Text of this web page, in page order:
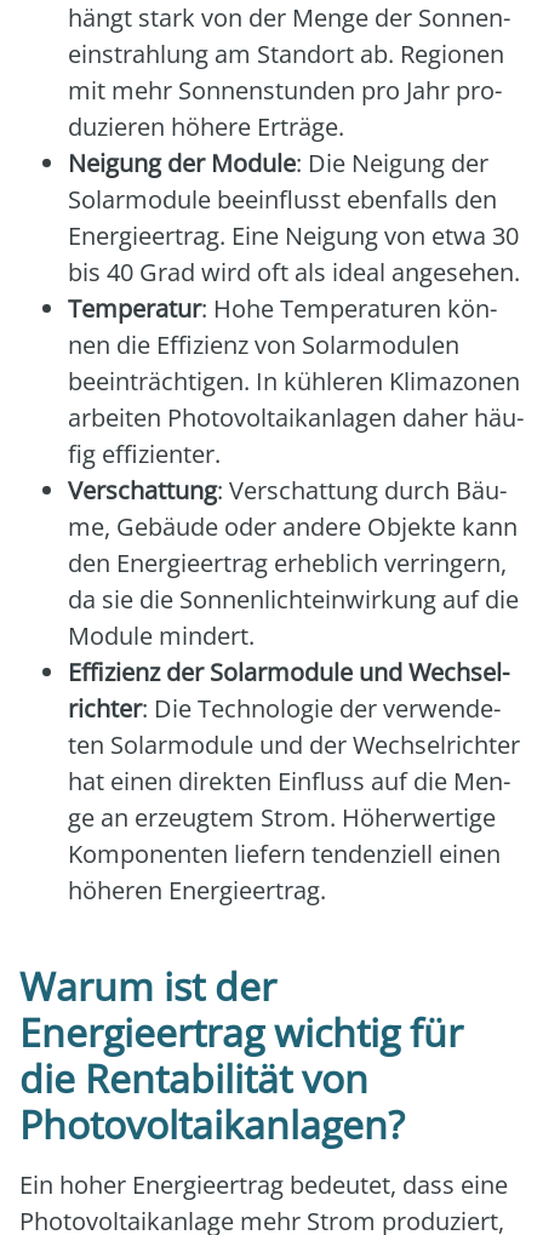
hängt stark von der Men­ge der Son­nen­
ein­strah­lung am Stand­ort ab. Regio­nen
mit mehr Son­nen­stun­den pro Jahr pro­
du­zie­ren höhe­re Erträ­ge.
Nei­gung der Modu­le: Die Nei­gung der
Solar­mo­du­le beein­flusst eben­falls den
Ener­gie­er­trag. Eine Nei­gung von etwa 30
bis 40 Grad wird oft als ide­al ange­se­hen.
Tem­pe­ra­tur: Hohe Tem­pe­ra­tu­ren kön­
nen die Effi­zi­enz von Solar­mo­du­len
beein­träch­ti­gen. In küh­le­ren Kli­ma­zo­nen
arbei­ten Pho­to­vol­ta­ik­an­la­gen daher häu­
fig effi­zi­en­ter.
Ver­schat­tung: Ver­schat­tung durch Bäu­
me, Gebäu­de oder ande­re Objek­te kann
den Ener­gie­er­trag erheb­lich ver­rin­gern,
da sie die Son­nen­licht­ein­wir­kung auf die
Modu­le min­dert.
Effi­zi­enz der Solar­mo­du­le und Wech­sel­
rich­ter: Die Tech­no­lo­gie der ver­wen­de­
ten Solar­mo­du­le und der Wech­sel­rich­ter
hat einen direk­ten Ein­fluss auf die Men­
ge an erzeug­tem Strom. Höher­wer­ti­ge
Kom­po­nen­ten lie­fern ten­den­zi­ell einen
höhe­ren Ener­gie­er­trag.
Warum ist der
Energieertrag wichtig für
die Rentabilität von
Photovoltaikanlagen?
Ein hoher Ener­gie­er­trag bedeu­tet, dass eine
Pho­to­vol­ta­ik­an­la­ge mehr Strom pro­du­ziert,